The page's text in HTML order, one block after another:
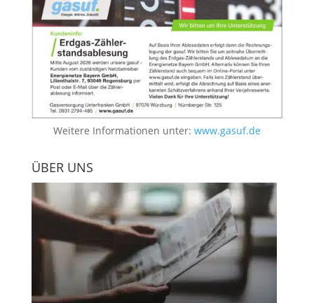
Weitere Informationen unter: www.gasuf.de
ÜBER UNS